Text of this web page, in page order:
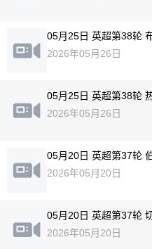
05月25日 英超第38轮
2026年05月26日
05月25日 英超第38轮
2026年05月26日
05月20日 英超第37轮
2026年05月20日
05月20日 英超第37轮
2026年05月20日